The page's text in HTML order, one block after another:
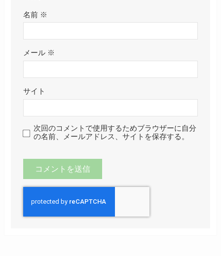
名前 ※
メール ※
サイト
次回のコメントで使用するためブラウザーに自分
の名前、メールアドレス、サイトを保存する。